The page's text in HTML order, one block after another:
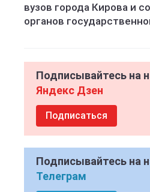
вузов города Кирова и
органов
Подписывайтесь на
Яндекс Дзен
Подписаться
Подписывайтесь на
Телеграм